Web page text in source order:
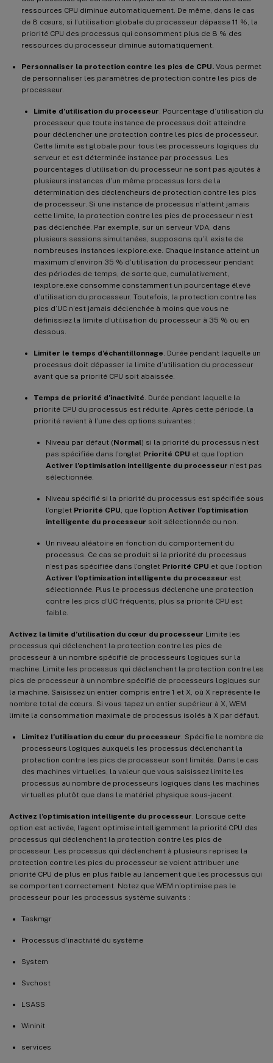
ressources CPU diminue automatiquement. De même, dans le cas
de 8 cœurs, si l’utilisation globale du processeur dépasse 11 %, la
priorité CPU des processus qui consomment plus de 8 % des
ressources du processeur diminue automatiquement.
Personnaliser la protection contre les pics de CPU. Vous permet
de personnaliser les paramètres de protection contre les pics de
processeur.
Limite d’utilisation du processeur . Pourcentage d’utilisation du
processeur que toute instance de processus doit atteindre
pour déclencher une protection contre les pics de processeur.
Cette limite est globale pour tous les processeurs logiques du
serveur et est déterminée instance par processus. Les
pourcentages d’utilisation du processeur ne sont pas ajoutés à
plusieurs instances d’un même processus lors de la
détermination des déclencheurs de protection contre les pics
de processeur. Si une instance de processus n’atteint jamais
cette limite, la protection contre les pics de processeur n’est
pas déclenchée. Par exemple, sur un serveur VDA, dans
plusieurs sessions simultanées, supposons qu’il existe de
nombreuses instances iexplore.exe. Chaque instance atteint un
maximum d’environ 35 % d’utilisation du processeur pendant
des périodes de temps, de sorte que, cumulativement,
iexplore.exe consomme constamment un pourcentage élevé
d’utilisation du processeur. Toutefois, la protection contre les
pics d’UC n’est jamais déclenchée à moins que vous ne
définissiez la limite d’utilisation du processeur à 35 % ou en
dessous.
Limiter le temps d’échantillonnage . Durée pendant laquelle un
processus doit dépasser la limite d’utilisation du processeur
avant que sa priorité CPU soit abaissée.
Temps de priorité d’inactivité . Durée pendant laquelle la
priorité CPU du processus est réduite. Après cette période, la
priorité revient à l’une des options suivantes :
Niveau par défaut (Normal) si la priorité du processus n’est
pas spécifiée dans l’onglet Priorité CPU et que l’option
Activer l’optimisation intelligente du processeur n’est pas
sélectionnée.
Niveau spécifié si la priorité du processus est spécifiée sous
l’onglet Priorité CPU , que l’option Activer l’optimisation
intelligente du processeur soit sélectionnée ou non.
Un niveau aléatoire en fonction du comportement du
processus. Ce cas se produit si la priorité du processus
n’est pas spécifiée dans l’onglet Priorité CPU et que l’option
Activer l’optimisation intelligente du processeur est
sélectionnée. Plus le processus déclenche une protection
contre les pics d’UC fréquents, plus sa priorité CPU est
faible.
Activez la limite d’utilisation du cœur du processeur Limite les
processus qui déclenchent la protection contre les pics de
processeur à un nombre spécifié de processeurs logiques sur la
machine. Limite les processus qui déclenchent la protection contre les
pics de processeur à un nombre spécifié de processeurs logiques sur
la machine. Saisissez un entier compris entre 1 et X, où X représente le
nombre total de cœurs. Si vous tapez un entier supérieur à X, WEM
limite la consommation maximale de processus isolés à X par défaut.
Limitez l’utilisation du cœur du processeur . Spécifie le nombre de
processeurs logiques auxquels les processus déclenchant la
protection contre les pics de processeur sont limités. Dans le cas
des machines virtuelles, la valeur que vous saisissez limite les
processus au nombre de processeurs logiques dans les machines
virtuelles plutôt que dans le matériel physique sous-jacent.
Activez l’optimisation intelligente du processeur . Lorsque cette
option est activée, l’agent optimise intelligemment la priorité CPU des
processus qui déclenchent la protection contre les pics de
processeur. Les processus qui déclenchent à plusieurs reprises la
protection contre les pics du processeur se voient attribuer une
priorité CPU de plus en plus faible au lancement que les processus qui
se comportent correctement. Notez que WEM n’optimise pas le
processeur pour les processus système suivants :
Taskmgr
Processus d’inactivité du système
System
Svchost
LSASS
Wininit
services